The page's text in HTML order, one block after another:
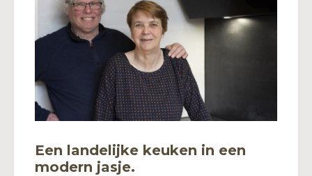
Een landelijke keuken in een
modern jasje.